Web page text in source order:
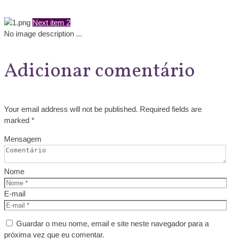
Next item 2
No image description ...
Adicionar comentário
Your email address will not be published. Required fields are
marked *
Mensagem
Nome
E-mail
Guardar o meu nome, email e site neste navegador para a
próxima vez que eu comentar.